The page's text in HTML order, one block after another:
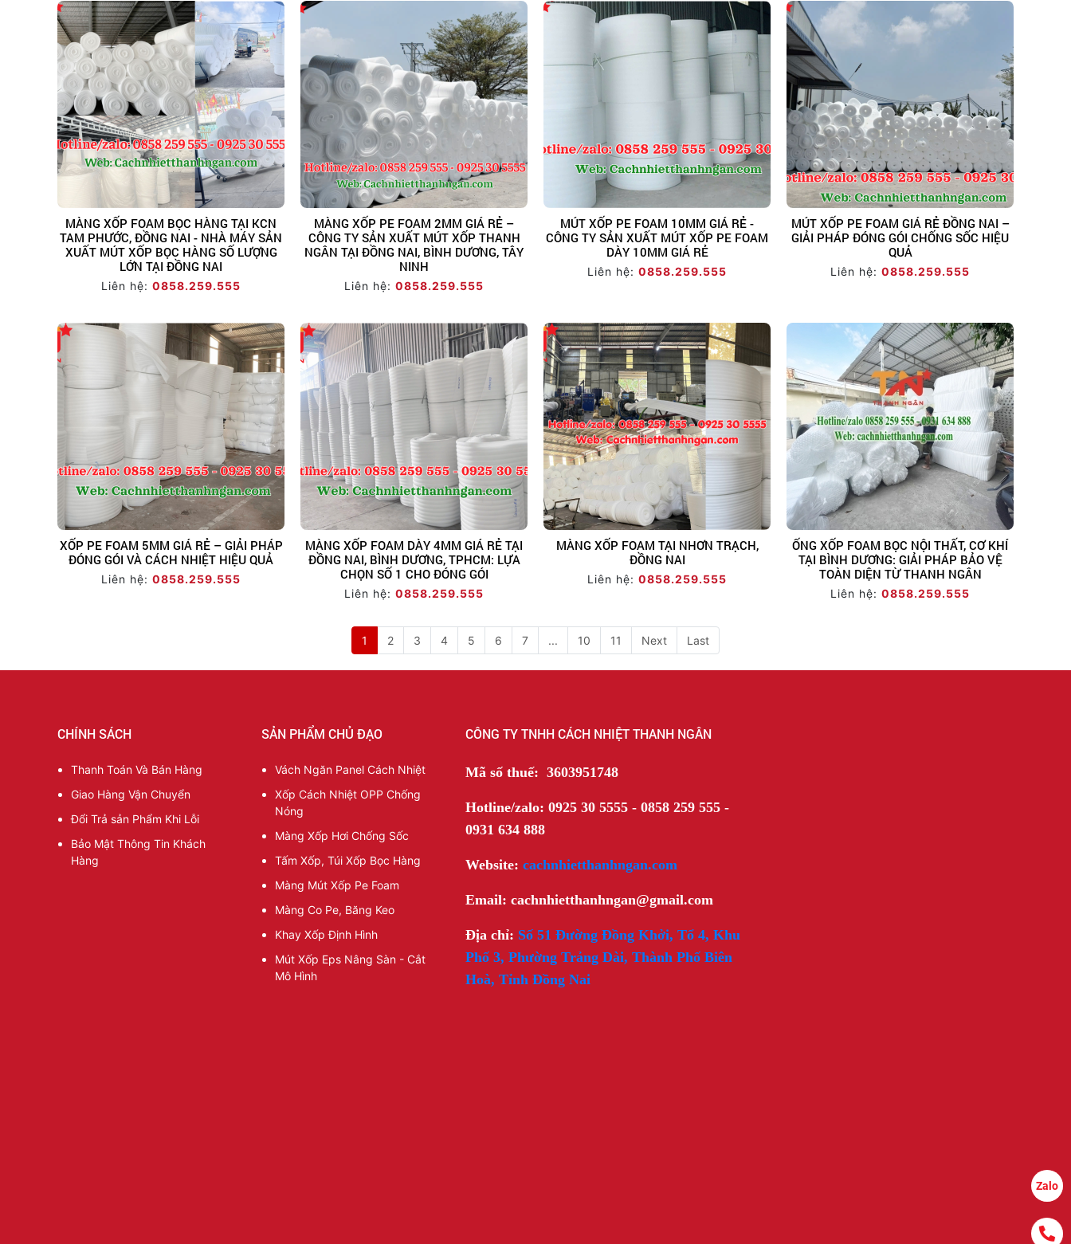
MÀNG XỐP FOAM BỌC HÀNG TẠI KCN
TAM PHƯỚC, ĐỒNG NAI - NHÀ MÁY SẢN
XUẤT MÚT XỐP BỌC HÀNG SỐ LƯỢNG
LỚN TẠI ĐỒNG NAI
Liên hệ: 0858.259.555
MÀNG XỐP PE FOAM 2MM GIÁ RẺ –
CÔNG TY SẢN XUẤT MÚT XỐP THANH
NGÂN TẠI ĐỒNG NAI, BÌNH DƯƠNG, TÂY
NINH
Liên hệ: 0858.259.555
MÚT XỐP PE FOAM 10MM GIÁ RẺ -
CÔNG TY SẢN XUẤT MÚT XỐP PE FOAM
DÀY 10MM GIÁ RẺ
Liên hệ: 0858.259.555
MÚT XỐP PE FOAM GIÁ RẺ ĐỒNG NAI –
GIẢI PHÁP ĐÓNG GÓI CHỐNG SỐC HIỆU
QUẢ
Liên hệ: 0858.259.555
XỐP PE FOAM 5MM GIÁ RẺ – GIẢI PHÁP
ĐÓNG GÓI VÀ CÁCH NHIỆT HIỆU QUẢ
Liên hệ: 0858.259.555
MÀNG XỐP FOAM DÀY 4MM GIÁ RẺ TẠI
ĐỒNG NAI, BÌNH DƯƠNG, TPHCM: LỰA
CHỌN SỐ 1 CHO ĐÓNG GÓI
Liên hệ: 0858.259.555
MÀNG XỐP FOAM TẠI NHƠN TRẠCH,
ĐỒNG NAI
Liên hệ: 0858.259.555
ỐNG XỐP FOAM BỌC NỘI THẤT, CƠ KHÍ
TẠI BÌNH DƯƠNG: GIẢI PHÁP BẢO VỆ
TOÀN DIỆN TỪ THANH NGÂN
Liên hệ: 0858.259.555
1 2 3 4 5 6 7 ... 10 11 Next Last
CHÍNH SÁCH
Thanh Toán Và Bán Hàng
Giao Hàng Vận Chuyển
Đổi Trả sản Phẩm Khi Lỗi
Bảo Mật Thông Tin Khách
Hàng
SẢN PHẨM CHỦ ĐẠO
Vách Ngăn Panel Cách Nhiệt
Xốp Cách Nhiệt OPP Chống
Nóng
Màng Xốp Hơi Chống Sốc
Tấm Xốp, Túi Xốp Bọc Hàng
Màng Mút Xốp Pe Foam
Màng Co Pe, Băng Keo
Khay Xốp Định Hình
Mút Xốp Eps Nâng Sàn - Cắt
Mô Hình
CÔNG TY TNHH CÁCH NHIỆT THANH NGÂN
Mã số thuế: 3603951748
Hotline/zalo: 0925 30 5555 - 0858 259 555 -
0931 634 888
Website: cachnhietthanhngan.com
Email: cachnhietthanhngan@gmail.com
Địa chỉ: Số 51 Đường Đồng Khởi, Tổ 4, Khu
Phố 3, Phường Trảng Dài, Thành Phố Biên
Hoà, Tỉnh Đồng Nai
Zalo